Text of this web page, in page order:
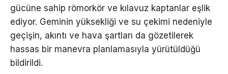
gücüne sahip römorkör ve kılavuz kaptanlar eşlik
ediyor. Geminin yüksekliği ve su çekimi nedeniyle
geçişin, akıntı ve hava şartları da gözetilerek
hassas bir manevra planlamasıyla yürütüldüğü
bildirildi.